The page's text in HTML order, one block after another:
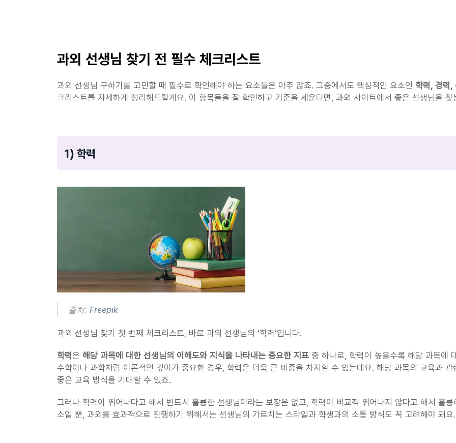
과외 선생님 찾기 전 필수 체크리스트
과외 선생님 구하기를 고민할 때 필수로 확인해야 하는 요소들은 아주 많죠. 그중에서도 핵심적인 요소인 학력, 경력,
크리스트를 자세하게 정리해드릴게요. 이 항목들을 잘 확인하고 기준을 세운다면, 과외 사이트에서 좋은 선생님을
1) 학력
출처: Freepik
과외 선생님 찾기 첫 번째 체크리스트, 바로 과외 선생님의 ‘학력’입니다.
학력은 해당 과목에 대한 선생님의 이해도와 지식을 나타내는 중요한 지표 중 하나로, 학력이 높을수록 해당 과목에
수학이나 과학처럼 이론적인 깊이가 중요한 경우, 학력은 더욱 큰 비중을 차지할 수 있는데요. 해당 과목의 교육과
좋은 교육 방식을 기대할 수 있죠.
그러나 학력이 뛰어나다고 해서 반드시 훌륭한 선생님이라는 보장은 없고, 학력이 비교적 뛰어나지 않다고 해서 훌
소일 뿐, 과외를 효과적으로 진행하기 위해서는 선생님의 가르치는 스타일과 학생과의 소통 방식도 꼭 고려해야 돼요.